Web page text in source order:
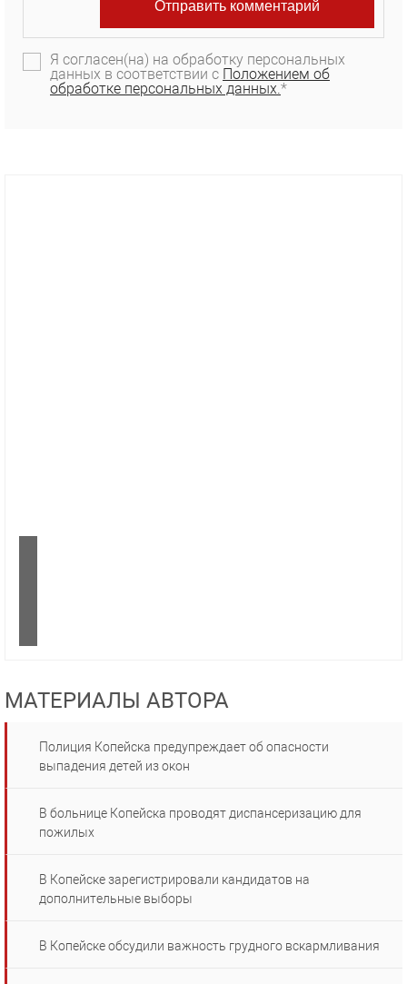
Я согласен(на) на обработку персональных
данных в соответствии с Положением об
обработке персональных данных. *
МАТЕРИАЛЫ АВТОРА
Полиция Копейска предупреждает об опасности
выпадения детей из окон
В больнице Копейска проводят диспансеризацию для
пожилых
В Копейске зарегистрировали кандидатов на
дополнительные выборы
В Копейске обсудили важность грудного вскармливания